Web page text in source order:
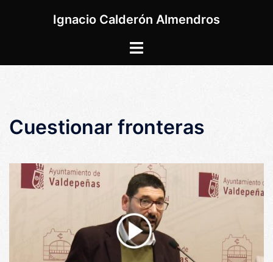
Ignacio Calderón Almendros
Alternar
Cuestionar fronteras